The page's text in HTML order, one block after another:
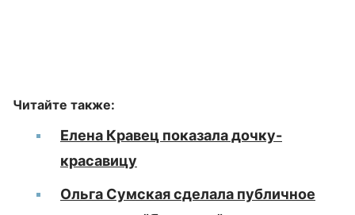
Читайте также:
Елена Кравец показала дочку-
красавицу
Ольга Сумская сделала публичное